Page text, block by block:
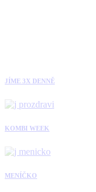
JÍME 3X DENNĚ
KOMBI WEEK
MENÍČKO